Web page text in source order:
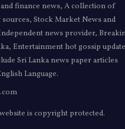
finance news, A collection of
Stock Market News and
news provider,
Entertainment hot gossip update
Sri Lanka news paper articles
Language.
is copyright protected.